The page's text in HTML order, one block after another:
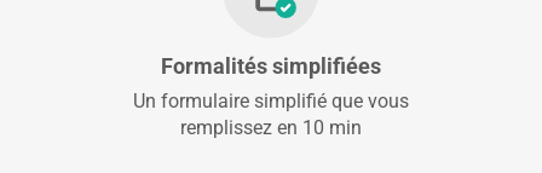
Formalités simplifiées
Un formulaire simplifié que vous
remplissez en 10 min